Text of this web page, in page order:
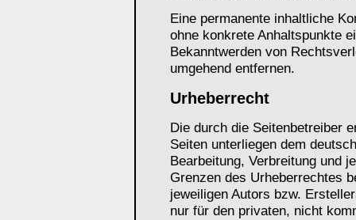
Eine permanente inhaltliche
ohne konkrete Anhaltspunkte
Bekanntwerden von
umgehend entfernen.
Urheberrecht
Die durch die Seitenbetreiber
Seiten unterliegen dem
Bearbeitung, Verbreitung und
Grenzen des Urheberrechtes
jeweiligen Autors bzw.
nur für den privaten, nicht